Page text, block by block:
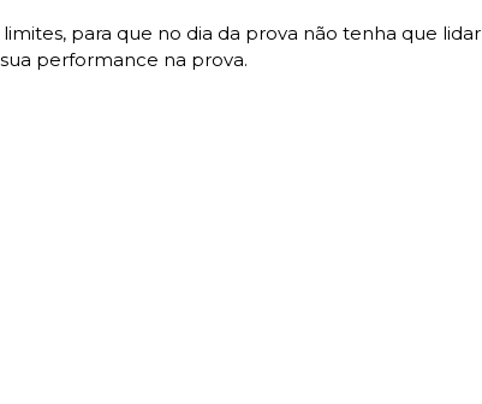
para que no dia da prova não tenha que lidar
performance na prova.